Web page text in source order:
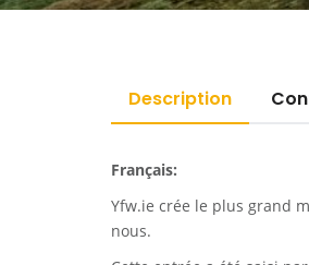
Description
Français:
Yfw.ie crée le plus grand
nous.